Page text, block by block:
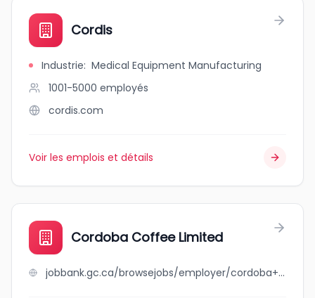
Cordis
Industrie: Medical Equipment Manufacturing
1001-5000 employés
cordis.com
Voir les emplois et détails
Cordoba Coffee Limited
jobbank.gc.ca/browsejobs/employer/cordoba+coffee+limited/ca